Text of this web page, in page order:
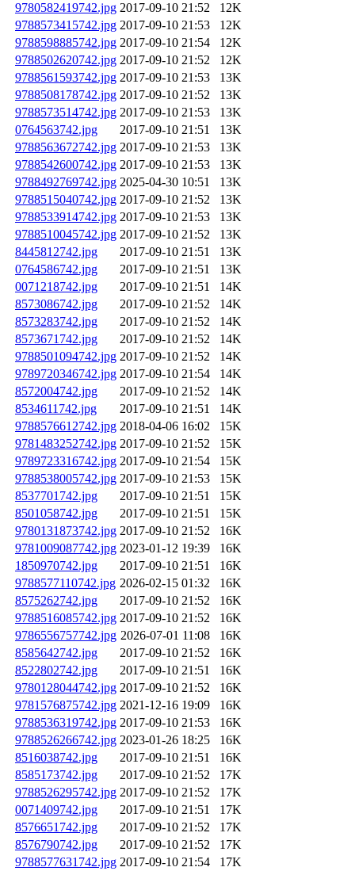
9780582419742.jpg 2017-09-10 21:52
12K
9788573415742.jpg 2017-09-10 21:53
12K
9788598885742.jpg 2017-09-10 21:54
12K
9788502620742.jpg 2017-09-10 21:52
12K
9788561593742.jpg 2017-09-10 21:53
13K
9788508178742.jpg 2017-09-10 21:52
13K
9788573514742.jpg 2017-09-10 21:53
13K
0764563742.jpg
2017-09-10 21:51
13K
9788563672742.jpg 2017-09-10 21:53
13K
9788542600742.jpg 2017-09-10 21:53
13K
9788492769742.jpg 2025-04-30 10:51
13K
9788515040742.jpg 2017-09-10 21:52
13K
9788533914742.jpg 2017-09-10 21:53
13K
9788510045742.jpg 2017-09-10 21:52
13K
8445812742.jpg
2017-09-10 21:51
13K
0764586742.jpg
2017-09-10 21:51
13K
0071218742.jpg
2017-09-10 21:51
14K
8573086742.jpg
2017-09-10 21:52
14K
8573283742.jpg
2017-09-10 21:52
14K
8573671742.jpg
2017-09-10 21:52
14K
9788501094742.jpg 2017-09-10 21:52
14K
9789720346742.jpg 2017-09-10 21:54
14K
8572004742.jpg
2017-09-10 21:52
14K
8534611742.jpg
2017-09-10 21:51
14K
9788576612742.jpg 2018-04-06 16:02
15K
9781483252742.jpg 2017-09-10 21:52
15K
9789723316742.jpg 2017-09-10 21:54
15K
9788538005742.jpg 2017-09-10 21:53
15K
8537701742.jpg
2017-09-10 21:51
15K
8501058742.jpg
2017-09-10 21:51
15K
9780131873742.jpg 2017-09-10 21:52
16K
9781009087742.jpg 2023-01-12 19:39
16K
1850970742.jpg
2017-09-10 21:51
16K
9788577110742.jpg 2026-02-15 01:32
16K
8575262742.jpg
2017-09-10 21:52
16K
9788516085742.jpg 2017-09-10 21:52
16K
9786556757742.jpg 2026-07-01 11:08
16K
8585642742.jpg
2017-09-10 21:52
16K
8522802742.jpg
2017-09-10 21:51
16K
9780128044742.jpg 2017-09-10 21:52
16K
9781576875742.jpg 2021-12-16 19:09
16K
9788536319742.jpg 2017-09-10 21:53
16K
9788526266742.jpg 2023-01-26 18:25
16K
8516038742.jpg
2017-09-10 21:51
16K
8585173742.jpg
2017-09-10 21:52
17K
9788526295742.jpg 2017-09-10 21:52
17K
0071409742.jpg
2017-09-10 21:51
17K
8576651742.jpg
2017-09-10 21:52
17K
8576790742.jpg
2017-09-10 21:52
17K
9788577631742.jpg 2017-09-10 21:54
17K